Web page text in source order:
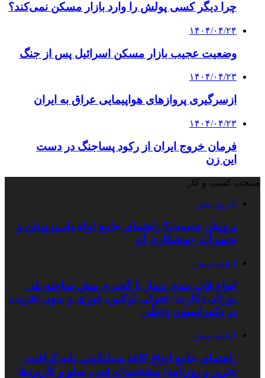
چرا دیگر کسی پولش را وارد بازار مسکن نمی‌کند؟
۱۴۰۴/۰۴/۲۴
وضعیت عجیب بازار مسکن اسرائیل پس از جنگ
۱۴۰۴/۰۴/۲۳
ازسرگیری پروازهای هواپیمایی عراق به ایران
۱۴۰۴/۰۴/۲۳
فرمان خروج ایران از رکود پساجنگ در دست
این زن
منتخب کسب و کار
2 روز پیش
پروپیلن چیست؟ راهنمای جامع لوله پلی‌پروپیلن و
تجهیزات جوشکاری آن
1 هفته پیش
انواع قاب بندی دیوار با گچبری پیش ساخته پلی
یورتان دکارت؛ تحولی لوکس، فوری و بدون تخریب
در دکوراسیون داخلی
1 هفته پیش
راهنمای جامع انواع کاغذ سیلیکونی پایه کرافت،
تحریر و روزنامه؛ مشخصات فنی، سئو و کاربردها